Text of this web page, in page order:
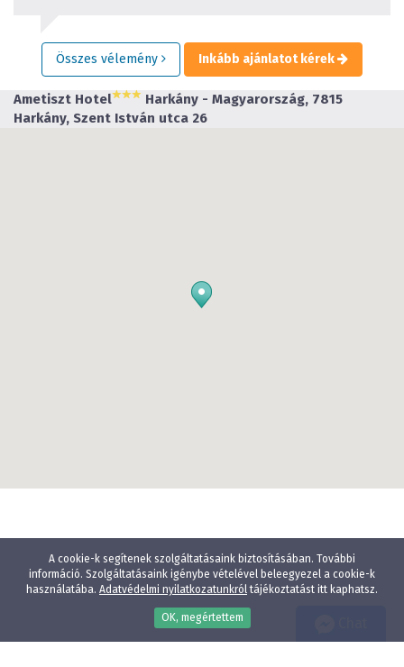
A cookie-k segítenek szolgáltatásaink biztosításában. További
információ. Szolgáltatásaink igénybe vételével beleegyezel a cookie-k
használatába. Adatvédelmi nyilatkozatunkróltájékoztatást itt kaphatsz.
OK, megértettem
Összes vélemény Inkább ajánlatot kérek
Ametiszt Hotel
Harkány - Magyarország, 7815
Harkány, Szent István utca 26